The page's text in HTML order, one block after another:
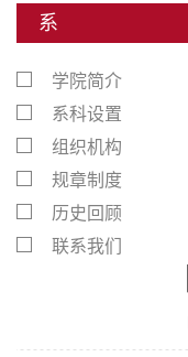
系
学院简介
系科设置
组织机构
规章制度
历史回顾
联系我们